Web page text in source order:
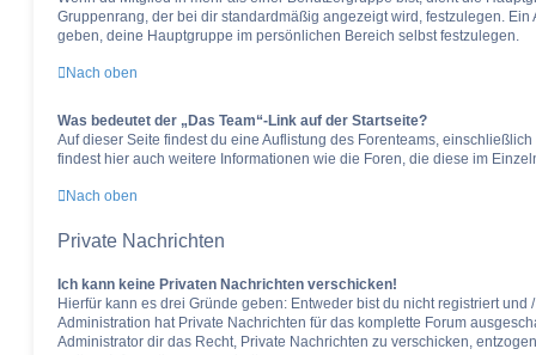
Gruppenrang, der bei dir standardmäßig angezeigt wird, festzulegen.
geben, deine Hauptgruppe im persönlichen Bereich selbst festzulegen.
Nach oben
Was bedeutet der „Das Team“-Link auf der Startseite?
Auf dieser Seite findest du eine Auflistung des Forenteams,
findest hier auch weitere Informationen wie die Foren, die diese im
Nach oben
Private Nachrichten
Ich kann keine Privaten Nachrichten verschicken!
Hierfür kann es drei Gründe geben: Entweder bist du nicht registriert
Administration hat Private Nachrichten für das komplette Forum
Administrator dir das Recht, Private Nachrichten zu verschicken,